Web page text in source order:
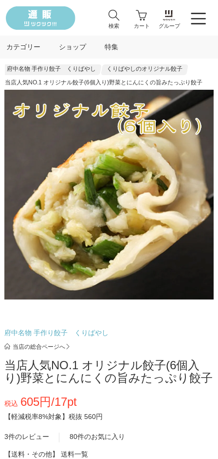
検索 カート グループ
カテゴリー ショップ 特集
府中名物 手作り餃子 くりばやし
くりばやしのオリジナル餃子
当店人気NO.1 オリジナル餃子(6個入り)野菜とにんにくの旨みたっぷり餃子
府中名物 手作り餃子 くりばやし
当店の総合ページへ
当店人気NO.1 オリジナル餃子(6個入
り)野菜とにんにくの旨みたっぷり餃子
税込 605円/17pt
【軽減税率8%対象】 税抜 560円
3件のレビュー 80件のお気に入り
【送料・その他】 送料一覧